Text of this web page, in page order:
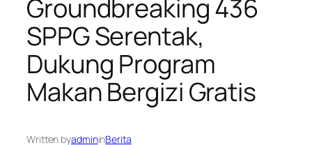
Groundbreaking 436
SPPG Serentak,
Dukung Program
Makan Bergizi Gratis
Written byadmininBerita